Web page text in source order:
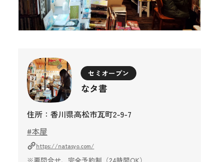
セミオープン
なタ書
住所：香川県高松市瓦町2-9-7
#本屋
https://natasyo.com/